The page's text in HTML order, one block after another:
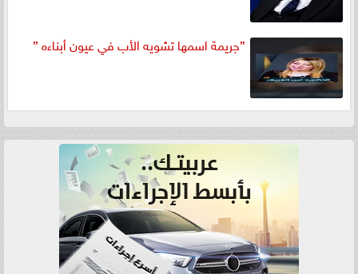
”جريمة اسمها تشويه الأب في عيون أبناءه ”